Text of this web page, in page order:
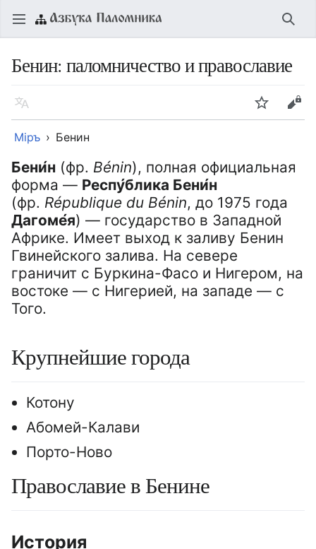
Открыть главное меню Найти
Бенин: паломничество и православие
Язык Следить
Мiръ
Бенин
Бени́н (фр. Bénin), полная официальная
форма — Респу́блика Бени́н
(фр. République du Bénin, до 1975 года
Дагоме́я) — государство в Западной
Африке. Имеет выход к заливу Бенин
Гвинейского залива. На севере
граничит с Буркина-Фасо и Нигером, на
востоке — с Нигерией, на западе — с
Того.
Крупнейшие города
Котону
Абомей-Калави
Порто-Ново
Православие в Бенине
История